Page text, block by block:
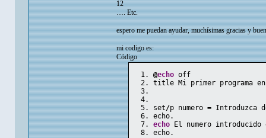
12
…. Etc.
espero me puedan ayudar, muchísimas gracias y
mi codigo es:
Código
@echo off
title Mi primer programa en
set/p numero =
echo.
echo El numero
echo.